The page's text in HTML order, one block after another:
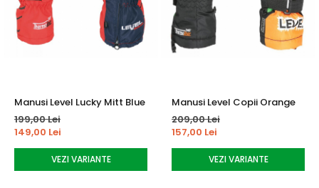
Manusi Level Lucky Mitt Blue
199,00 Lei
149,00 Lei
VEZI VARIANTE
Manusi Level Copii Orange
209,00 Lei
157,00 Lei
VEZI VARIANTE